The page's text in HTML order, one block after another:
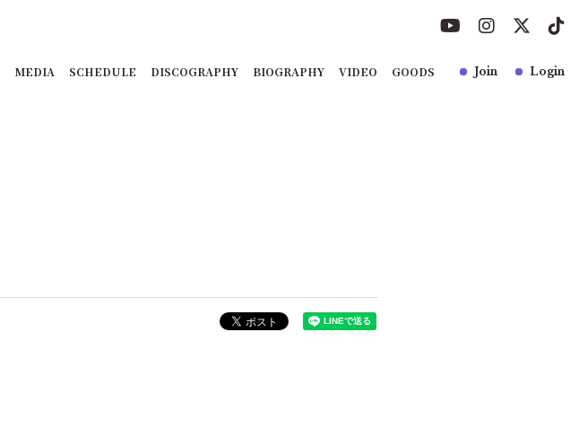
MEDIA SCHEDULE DISCOGRAPHY BIOGRAPHY VIDEO GOODS Join Login